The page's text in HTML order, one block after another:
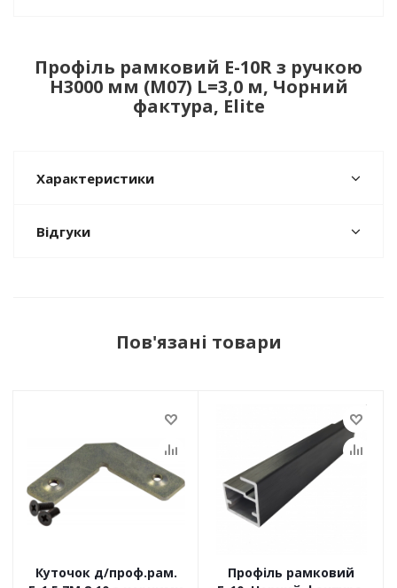
Профіль рамковий Е-10R з ручкою
H3000 мм (М07) L=3,0 м, Чорний
фактура, Elite
Характеристики
Відгуки
Пов'язані товари
Куточок д/проф.рам.
Профіль рамковий